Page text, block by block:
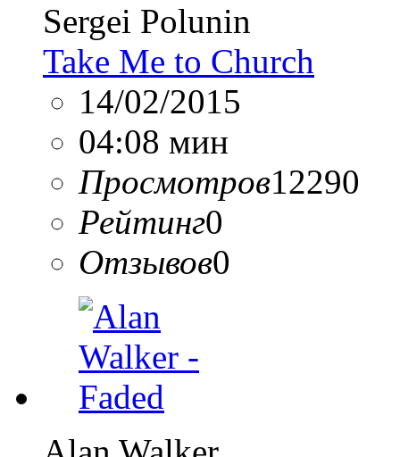
Sergei Polunin
Take Me to Church
14/02/2015
04:08 мин
Просмотров12290
Рейтинг0
Отзывов0